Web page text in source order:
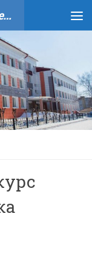
МАОУ СОШ №67 города Тюмени